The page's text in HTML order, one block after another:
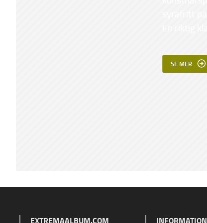
SE MER
EXTREMAALBUM.COM INFORMATION